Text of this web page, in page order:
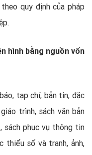
theo quy định của pháp
hình bằng nguồn vốn
tạp chí, bản tin, đặc
trình, sách văn bản
sách phục vụ thông tin
thiểu số và tranh, ảnh,